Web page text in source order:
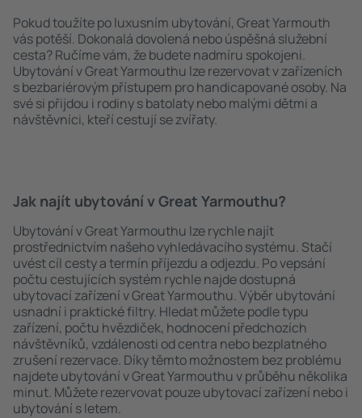
Pokud toužíte po luxusním ubytování, Great Yarmouth
vás potěší. Dokonalá dovolená nebo úspěšná služební
cesta? Ručíme vám, že budete nadmíru spokojeni.
Ubytování v Great Yarmouthu lze rezervovat v zařízeních
s bezbariérovým přístupem pro handicapované osoby. Na
své si přijdou i rodiny s batolaty nebo malými dětmi a
návštěvníci, kteří cestují se zvířaty.
Jak najít ubytování v Great Yarmouthu?
Ubytování v Great Yarmouthu lze rychle najít
prostřednictvím našeho vyhledávacího systému. Stačí
uvést cíl cesty a termín příjezdu a odjezdu. Po vepsání
počtu cestujících systém rychle najde dostupná
ubytovací zařízení v Great Yarmouthu. Výběr ubytování
usnadní i praktické filtry. Hledat můžete podle typu
zařízení, počtu hvězdiček, hodnocení předchozích
návštěvníků, vzdálenosti od centra nebo bezplatného
zrušení rezervace. Díky těmto možnostem bez problému
najdete ubytování v Great Yarmouthu v průběhu několika
minut. Můžete rezervovat pouze ubytovací zařízení nebo i
ubytování s letem.